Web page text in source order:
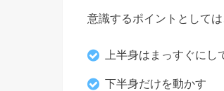
意識するポイントとしては
上半身はまっすぐに
下半身だけを動かす